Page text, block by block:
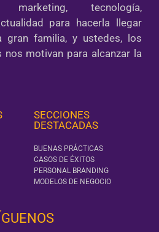
marketing, tecnología,
para hacerla llegar
gran familia, y ustedes, los
nos motivan para alcanzar la
SECCIONES
DESTACADAS
BUENAS PRÁCTICAS
CASOS DE ÉXITOS
PERSONAL BRANDING
MODELOS DE NEGOCIO